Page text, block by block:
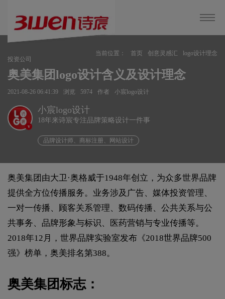
当前位置： 首页 创意灵感汇
logo设计理念
投资公司
奥美集团logo设计含义及设计理念
2021-08-26 06:41:39 浏览 5974 作者 小宸logo设计
v
小宸logo设计
18年来诗宸专注品牌策略设计一件事
品牌设计师、商标注册、网站设计
奥美集团由大卫·奥格威于1948年创立，为众多世界品牌
提供全方位传播服务。业务涉及广告、媒体投资管理、
一对一传播、顾客关系管理、数码传播、公共关系与公
共事务、品牌形象与标识、医药营销与专业传播等。
2018年12月，世界品牌实验室发布《2018世界品牌500
强》榜单，奥美排名第388。
奥美集团标志：